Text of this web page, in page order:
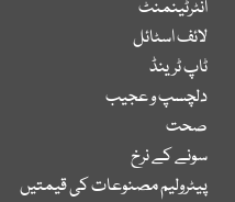
انٹرٹینمنٹ
لائف اسٹائل
ٹاپ ٹرینڈ
دلچسپ و عجیب
صحت
سونے کے نرخ
پیٹرولیم مصنوعات کی قیمتیں